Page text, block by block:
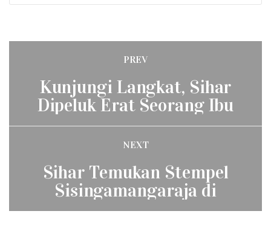
navigation
PREV
post:
Kunjungi Langkat, Sihar
Dipeluk Erat Seorang Ibu
NEXT
post:
Sihar Temukan Stempel
Sisingamangaraja di
PRSU